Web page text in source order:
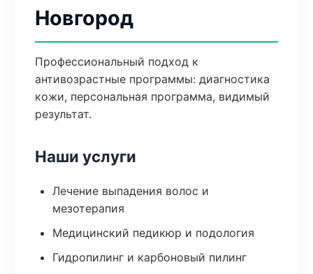
Новгород
Профессиональный подход к
антивозрастные программы: диагностика
кожи, персональная программа, видимый
результат.
Наши услуги
Лечение выпадения волос и
мезотерапия
Медицинский педикюр и подология
Гидропилинг и карбоновый пилинг